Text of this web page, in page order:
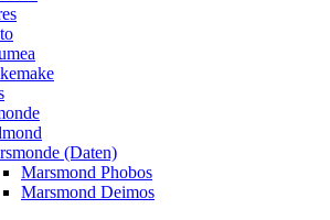
(Daten)
Marsmond Phobos
Marsmond Deimos